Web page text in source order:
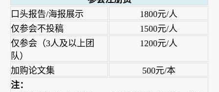
口头报告/海报展示
1800元/人
仅参会不投稿
1500元/人
仅参会（3人及以上团
队）
1200元/人
加购论文集
500元/本
注：